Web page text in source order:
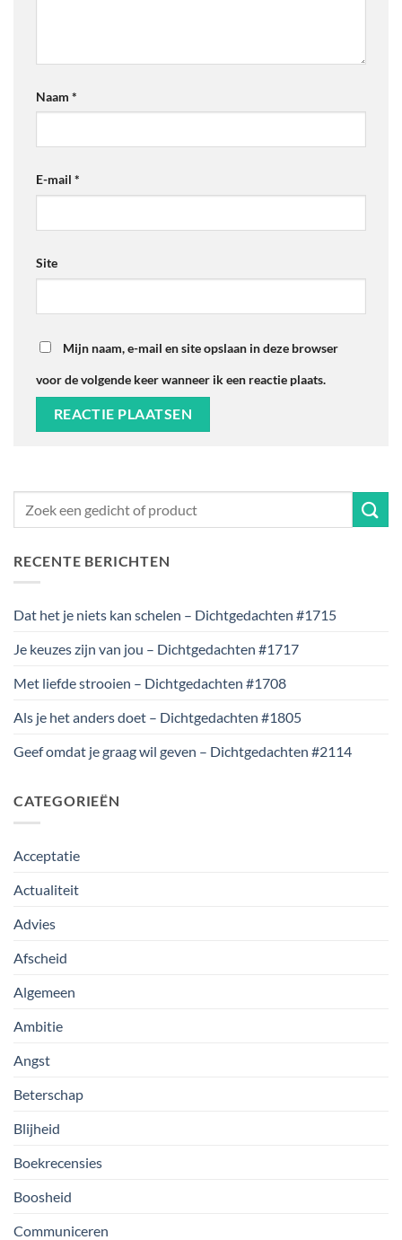
Naam *
E-mail *
Site
Mijn naam, e-mail en site opslaan in deze browser
voor de volgende keer wanneer ik een reactie plaats.
RECENTE BERICHTEN
Dat het je niets kan schelen – Dichtgedachten #1715
Je keuzes zijn van jou – Dichtgedachten #1717
Met liefde strooien – Dichtgedachten #1708
Als je het anders doet – Dichtgedachten #1805
Geef omdat je graag wil geven – Dichtgedachten #2114
CATEGORIEËN
Acceptatie
Actualiteit
Advies
Afscheid
Algemeen
Ambitie
Angst
Beterschap
Blijheid
Boekrecensies
Boosheid
Communiceren